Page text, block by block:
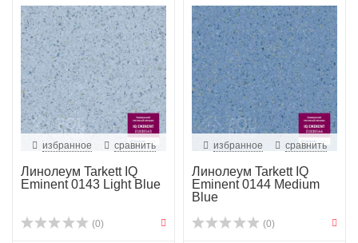
избранное сравнить
Линолеум Tarkett IQ
Eminent 0143 Light Blue
(0)
избранное сравнить
Линолеум Tarkett IQ
Eminent 0144 Medium
Blue
(0)